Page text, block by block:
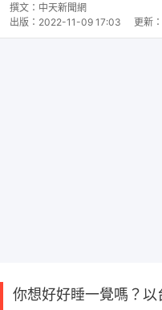
撰文： 中天新聞網
出版： 2022-11-09 17:03 更新：
你想好好睡一覺嗎？